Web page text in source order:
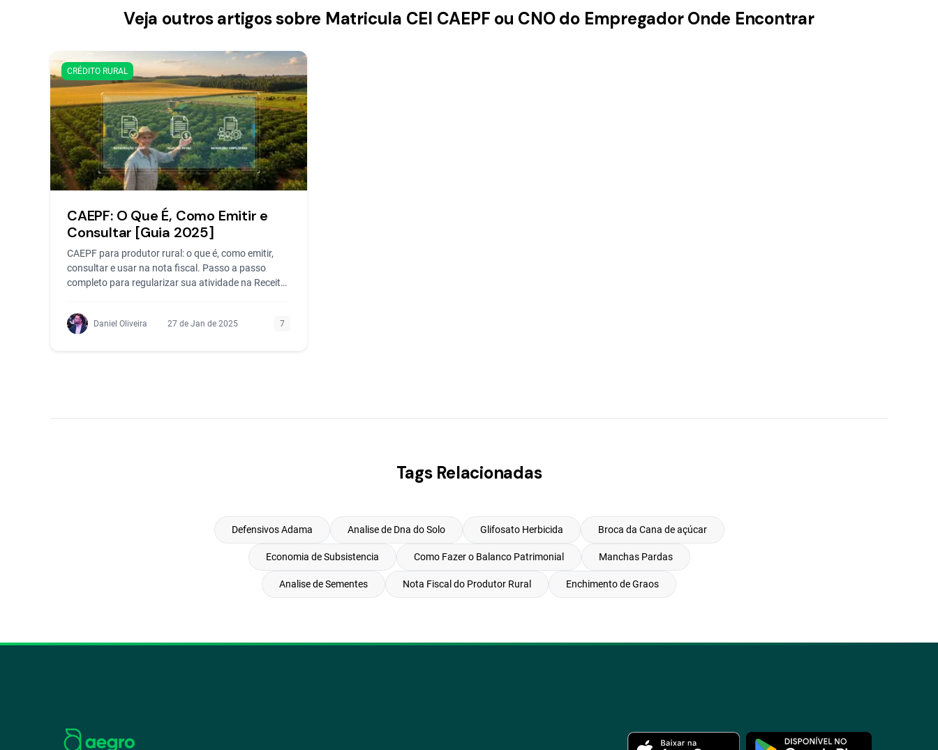
Veja outros artigos sobre Matricula CEI CAEPF ou CNO do Empregador Onde Encontrar
CRÉDITO RURAL
CAEPF: O Que É, Como Emitir e
Consultar [Guia 2025]
CAEPF para produtor rural: o que é, como emitir,
consultar e usar na nota fiscal. Passo a passo
completo para regularizar sua atividade na Receita
Daniel Oliveira 27 de Jan de 2025 7
Tags Relacionadas
Defensivos Adama Analise de Dna do Solo Glifosato Herbicida Broca da Cana de açúcar
Economia de Subsistencia Como Fazer o Balanco Patrimonial Manchas Pardas
Analise de Sementes Nota Fiscal do Produtor Rural Enchimento de Graos